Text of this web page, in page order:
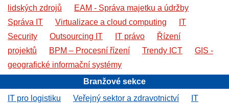
lidských zdrojů
EAM - Správa majetku a údržby
Správa IT
Virtualizace a cloud computing
IT
Security
Outsourcing IT IT právo
Řízení
projektů
BPM – Procesní řízení Trendy ICT
GIS -
geografické informační systémy
Branžové sekce
IT pro logistiku
Veřejný sektor a zdravotnictví
IT